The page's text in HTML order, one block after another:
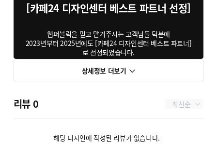
[카페24 디자인센터 베스트 파트너 선정]
웹퍼블릭을 믿고 맡겨주시는 고객님들 덕분에
2023년부터 2025년에도 [카페24 디자인센터 베스트 파트너]
로 선정되었습니다.
카페24 디자인센터 내 디자인 퀄리티, 고객 만족도, 운영
전문성 등을 종합적으로 평가하여 수여하는 상으로서
단순히 예쁜 디자인을 넘어,
고객님의 든든한 파트너가 될 것을 약속드립니다.
상세정보 더보기
리뷰0 최신순
해당 디자인에 작성된 리뷰가 없습니다.